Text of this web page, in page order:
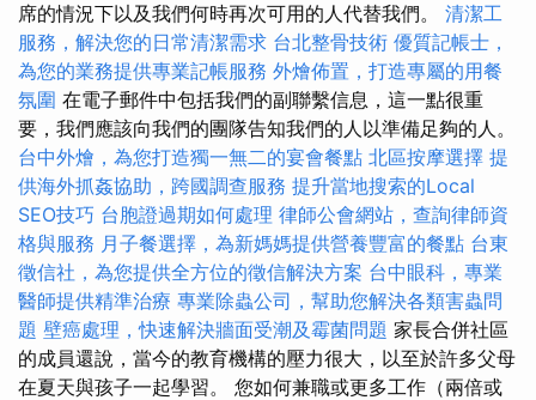
席的情況下以及我們何時再次可用的人代替我們。 清潔工
服務，解決您的日常清潔需求 台北整骨技術 優質記帳士，
為您的業務提供專業記帳服務 外燴佈置，打造專屬的用餐
氛圍 在電子郵件中包括我們的副聯繫信息，這一點很重
要，我們應該向我們的團隊告知我們的人以準備足夠的人。
台中外燴，為您打造獨一無二的宴會餐點 北區按摩選擇 提
供海外抓姦協助，跨國調查服務 提升當地搜索的Local
SEO技巧 台胞證過期如何處理 律師公會網站，查詢律師資
格與服務 月子餐選擇，為新媽媽提供營養豐富的餐點 台東
徵信社，為您提供全方位的徵信解決方案 台中眼科，專業
醫師提供精準治療 專業除蟲公司，幫助您解決各類害蟲問
題 壁癌處理，快速解決牆面受潮及霉菌問題 家長合併社區
的成員還說，當今的教育機構的壓力很大，以至於許多父母
在夏天與孩子一起學習。 您如何兼職或更多工作（兩倍或